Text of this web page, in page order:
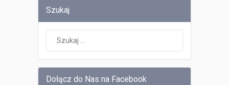
Szukaj
Dołącz do Nas na Facebook